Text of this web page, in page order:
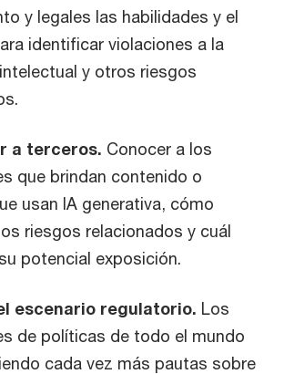
y legales las habilidades y el
identificar violaciones a la
y otros riesgos
a terceros. Conocer a los
que brindan contenido o
usan IA generativa, cómo
riesgos relacionados y cuál
potencial exposición.
escenario regulatorio. Los
de políticas de todo el mundo
cada vez más pautas sobre